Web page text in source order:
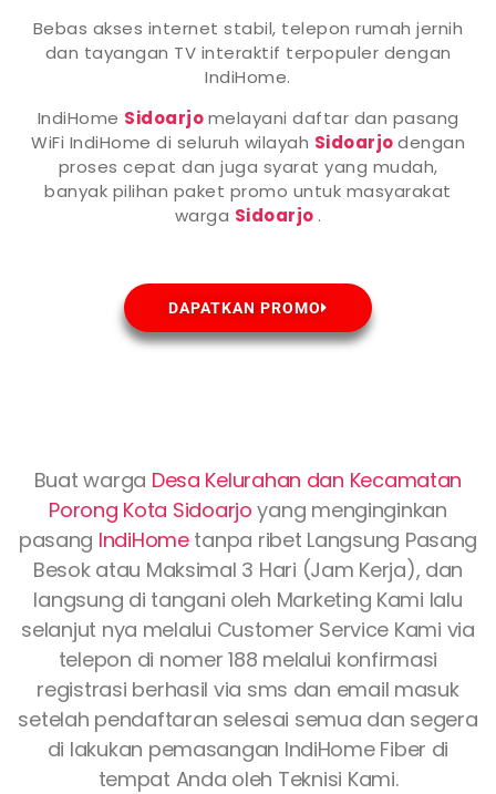
Bebas akses internet stabil, telepon rumah jernih
dan tayangan TV interaktif terpopuler dengan
IndiHome.
IndiHome Sidoarjomelayani daftar dan pasang
WiFi IndiHome di seluruh wilayah Sidoarjodengan
proses cepat dan juga syarat yang mudah,
banyak pilihan paket promo untuk masyarakat
warga Sidoarjo .
DAPATKAN PROMO
Buat warga Desa Kelurahan dan Kecamatan
Porong Kota Sidoarjo yang menginginkan
pasang IndiHometanpa ribet Langsung Pasang
Besok atau Maksimal 3 Hari (Jam Kerja), dan
langsung di tangani oleh Marketing Kami lalu
selanjut nya melalui Customer Service Kami via
telepon di nomer 188 melalui konfirmasi
registrasi berhasil via sms dan email masuk
setelah pendaftaran selesai semua dan segera
di lakukan pemasangan IndiHome Fiber di
tempat Anda oleh Teknisi Kami.